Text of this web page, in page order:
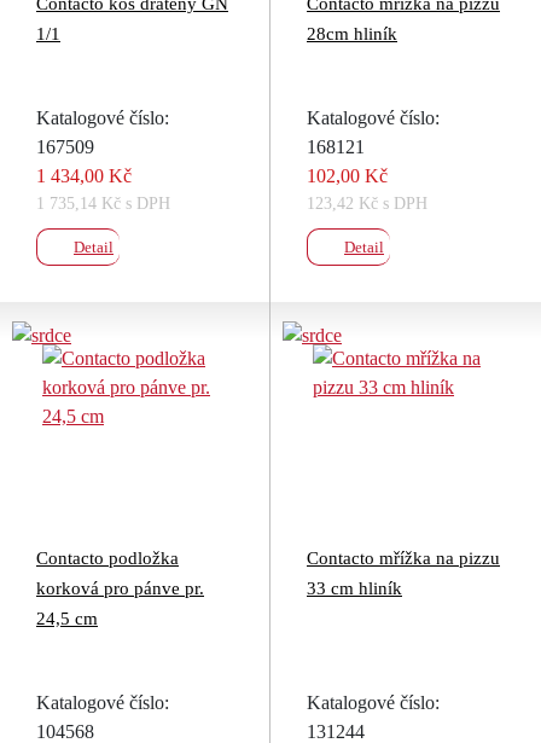
1/1
Katalogové číslo:
167509
1 434,00 Kč
1 735,14 Kč s DPH
Detail
28cm hliník
Katalogové číslo:
168121
102,00 Kč
123,42 Kč s DPH
Detail
Contacto podložka
korková pro pánve pr.
24,5 cm
Katalogové číslo:
104568
Contacto mřížka na pizzu
33 cm hliník
Katalogové číslo:
131244